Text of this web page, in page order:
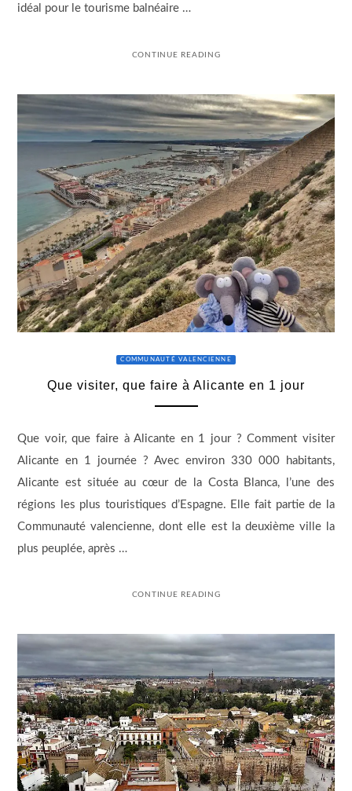
idéal pour le tourisme balnéaire …
CONTINUE READING
COMMUNAUTÉ VALENCIENNE
Que visiter, que faire à Alicante en 1 jour
Que voir, que faire à Alicante en 1 jour ? Comment visiter
Alicante en 1 journée ? Avec environ 330 000 habitants,
Alicante est située au cœur de la Costa Blanca, l’une des
régions les plus touristiques d’Espagne. Elle fait partie de la
Communauté valencienne, dont elle est la deuxième ville la
plus peuplée, après …
CONTINUE READING